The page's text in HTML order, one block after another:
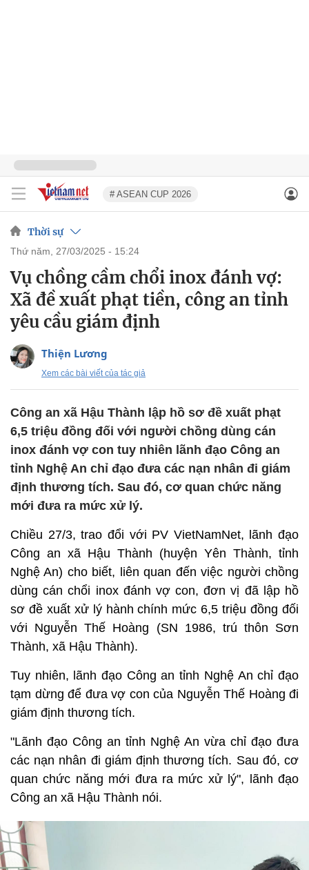
# ASEAN CUP 2026
Thời sự
thứ năm, 27/03/2025 - 15:24
Vụ chồng cầm chổi inox đánh vợ:
Xã đề xuất phạt tiền, công an tỉnh
yêu cầu giám định
Thiện Lương
Xem các bài viết của tác giả
Công an xã Hậu Thành lập hồ sơ đề xuất phạt
6,5 triệu đồng đối với người chồng dùng cán
inox đánh vợ con tuy nhiên lãnh đạo Công an
tỉnh Nghệ An chỉ đạo đưa các nạn nhân đi giám
định thương tích. Sau đó, cơ quan chức năng
mới đưa ra mức xử lý.
Chiều 27/3, trao đổi với PV VietNamNet, lãnh đạo
Công an xã Hậu Thành (huyện Yên Thành, tỉnh
Nghệ An) cho biết, liên quan đến việc người chồng
dùng cán chổi inox đánh vợ con, đơn vị đã lập hồ
sơ đề xuất xử lý hành chính mức 6,5 triệu đồng đối
với Nguyễn Thế Hoàng (SN 1986, trú thôn Sơn
Thành, xã Hậu Thành).
Tuy nhiên, lãnh đạo Công an tỉnh Nghệ An chỉ đạo
tạm dừng để đưa vợ con của Nguyễn Thế Hoàng đi
giám định thương tích.
"Lãnh đạo Công an tỉnh Nghệ An vừa chỉ đạo đưa
các nạn nhân đi giám định thương tích. Sau đó, cơ
quan chức năng mới đưa ra mức xử lý", lãnh đạo
Công an xã Hậu Thành nói.